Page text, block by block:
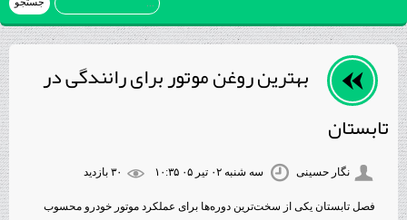
بهترین روغن موتور برای رانندگی در
تابستان
نگار حسینی سه شنبه ۰۲ تیر ۰۵ ۱۰:۳۵
فصل تابستان یکی از سخت‌ترین دوره‌ها برای عملکرد موتور خودرو محسوب